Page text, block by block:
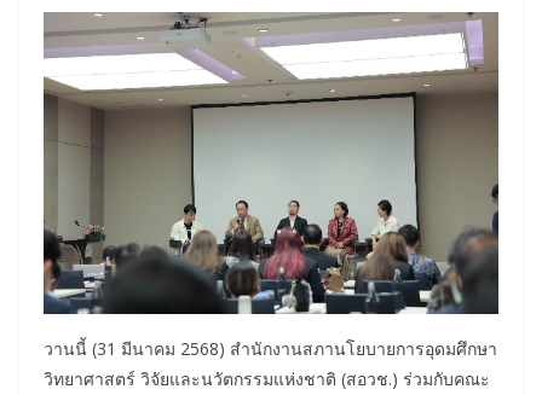
วานนี้ (31 มีนาคม 2568) สำนักงานสภานโยบายการอุดมศึกษา
วิทยาศาสตร์ วิจัยและนวัตกรรมแห่งชาติ (สอวช.) ร่วมกับคณะ